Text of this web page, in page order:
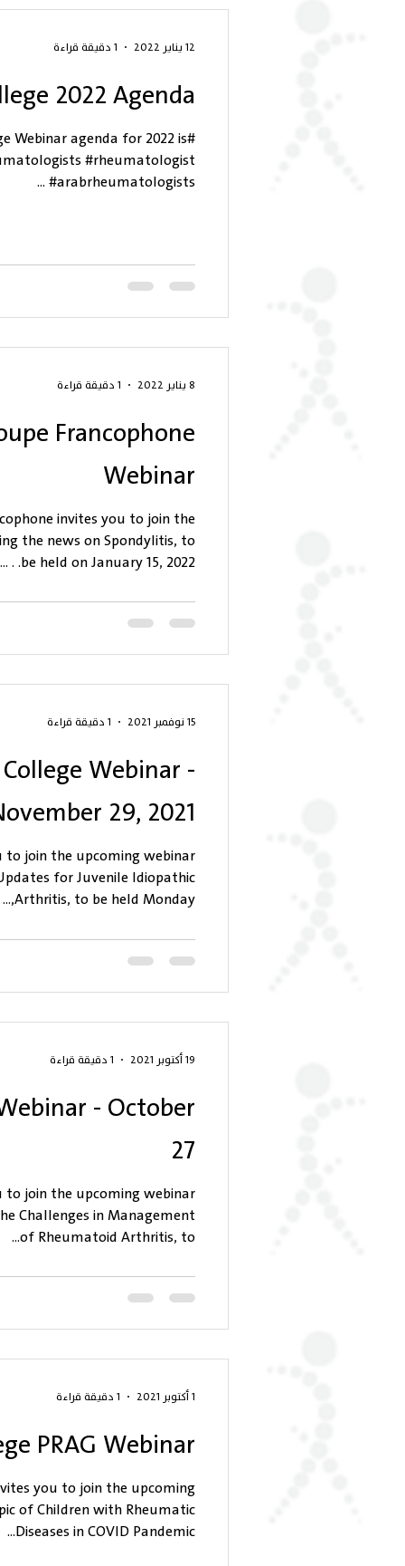
2022 Agenda
Webinar agenda for 2022 is
#rheumatologist
#arabrheumatologists ...
12 يناير 2022 1 دقيقة قراءة
Francophone
Webinar
invites you to join the
the news on Spondylitis, to
be held on January 15, 2022. . ....
8 يناير 2022 1 دقيقة قراءة
Webinar -
29, 2021
to join the upcoming webinar
for Juvenile Idiopathic
Arthritis, to be held Monday,...
15 نوفمبر 2021 1 دقيقة قراءة
- October
27
to join the upcoming webinar
Challenges in Management
of Rheumatoid Arthritis, to...
19 أكتوبر 2021 1 دقيقة قراءة
PRAG Webinar
you to join the upcoming
of Children with Rheumatic
Diseases in COVID Pandemic...
1 أكتوبر 2021 1 دقيقة قراءة